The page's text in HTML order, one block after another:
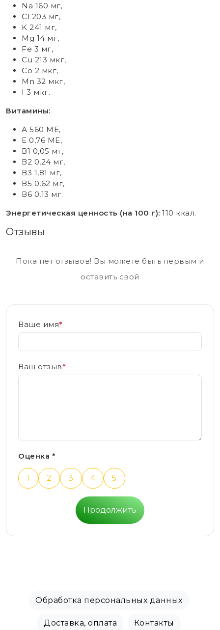
Na 160 мг,
Cl 203 мг,
K 241 мг,
Mg 14 мг,
Fe 3 мг,
Cu 213 мкг,
Co 2 мкг,
Mn 32 мкг,
I 3 мкг.
Витамины:
А 560 МЕ,
Е 0,76 МЕ,
В1 0,05 мг,
В2 0,24 мг,
В3 1,81 мг,
В5 0,62 мг,
В6 0,13 мг.
Энергетическая ценность (на 100 г): 110 ккал.
Отзывы
Пока нет отзывов! Вы можете быть первым и
оставить свой
Ваше имя*
Ваш отзыв*
Оценка *
1 2 3 4 5
Продолжить
Обработка персональных данных
Доставка, оплата Контакты